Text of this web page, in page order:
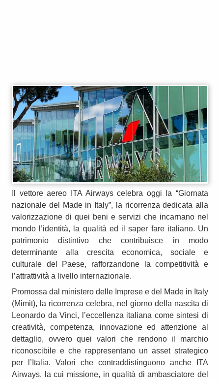
Il vettore aereo ITA Airways celebra oggi la “Giornata
nazionale del Made in Italy”, la ricorrenza dedicata alla
valorizzazione di quei beni e servizi che incarnano nel
mondo l’identità, la qualità ed il saper fare italiano. Un
patrimonio distintivo che contribuisce in modo
determinante alla crescita economica, sociale e
culturale del Paese, rafforzandone la competitività e
l’attrattività a livello internazionale.
Promossa dal ministero delle Imprese e del Made in Italy
(Mimit), la ricorrenza celebra, nel giorno della nascita di
Leonardo da Vinci, l’eccellenza italiana come sintesi di
creatività, competenza, innovazione ed attenzione al
dettaglio, ovvero quei valori che rendono il marchio
riconoscibile e che rappresentano un asset strategico
per l’Italia. Valori che contraddistinguono anche ITA
Airways, la cui missione, in qualità di ambasciatore del